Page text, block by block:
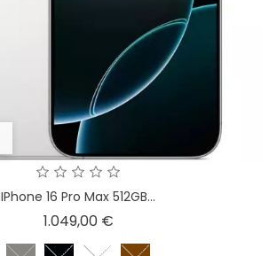
IPhone 16 Pro Max 512GB...
1.049,00 €Precio